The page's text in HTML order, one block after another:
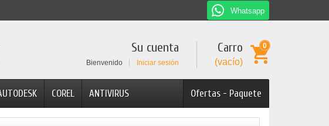
Whatsapp
Carro
(vacío)
0
Su cuenta
Bienvenido Iniciar sesión
Ofertas - Paquete
COREL ANTIVIRUS